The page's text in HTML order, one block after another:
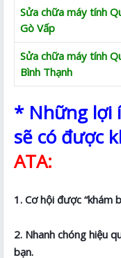
Sửa chữa máy tính
Gò Vấp
Sửa chữa máy tính
Bình Thạnh
* Những lợi
sẽ có được
ATA:
1. Cơ hội được “khám
2. Nhanh chóng hiệu
bạn.